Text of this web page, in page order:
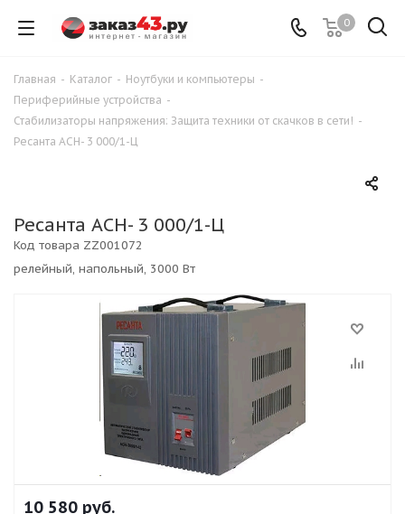
0
Главная - Каталог - Ноутбуки и компьютеры -
Периферийные устройства -
Стабилизаторы напряжения: Защита техники от скачков в сети! -
Ресанта АСН- 3 000/1-Ц
Ресанта АСН- 3 000/1-Ц
релейный, напольный, 3000 Вт
Код товара ZZ001072
10 580 руб.